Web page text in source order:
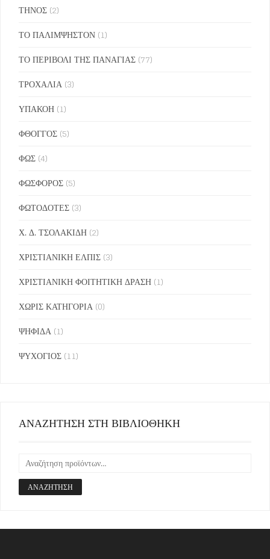
ΤΗΝΟΣ (2)
ΤΟ ΠΑΛΙΜΨΗΣΤΟΝ (1)
ΤΟ ΠΕΡΙΒΟΛΙ ΤΗΣ ΠΑΝΑΓΙΑΣ (77)
ΤΡΟΧΑΛΙΑ (3)
ΥΠΑΚΟΗ (1)
ΦΘΟΓΓΟΣ (5)
ΦΩΣ (4)
ΦΩΣΦΟΡΟΣ (5)
ΦΩΤΟΔΟΤΕΣ (3)
Χ. Δ. ΤΣΟΛΑΚΙΔΗ (2)
ΧΡΙΣΤΙΑΝΙΚΗ ΕΛΠΙΣ (3)
ΧΡΙΣΤΙΑΝΙΚΗ ΦΟΙΤΗΤΙΚΗ ΔΡΑΣΗ (1)
ΧΩΡΙΣ ΚΑΤΗΓΟΡΙΑ (0)
ΨΗΦΙΔΑ (1)
ΨΥΧΟΓΙΟΣ (11)
ΑΝΑΖΗΤΗΣΗ ΣΤΗ ΒΙΒΛΙΟΘΗΚΗ
ΑΝΑΖΉΤΗΣΗ